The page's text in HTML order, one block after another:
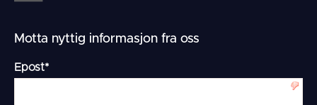
Motta nyttig informasjon fra oss
Epost*